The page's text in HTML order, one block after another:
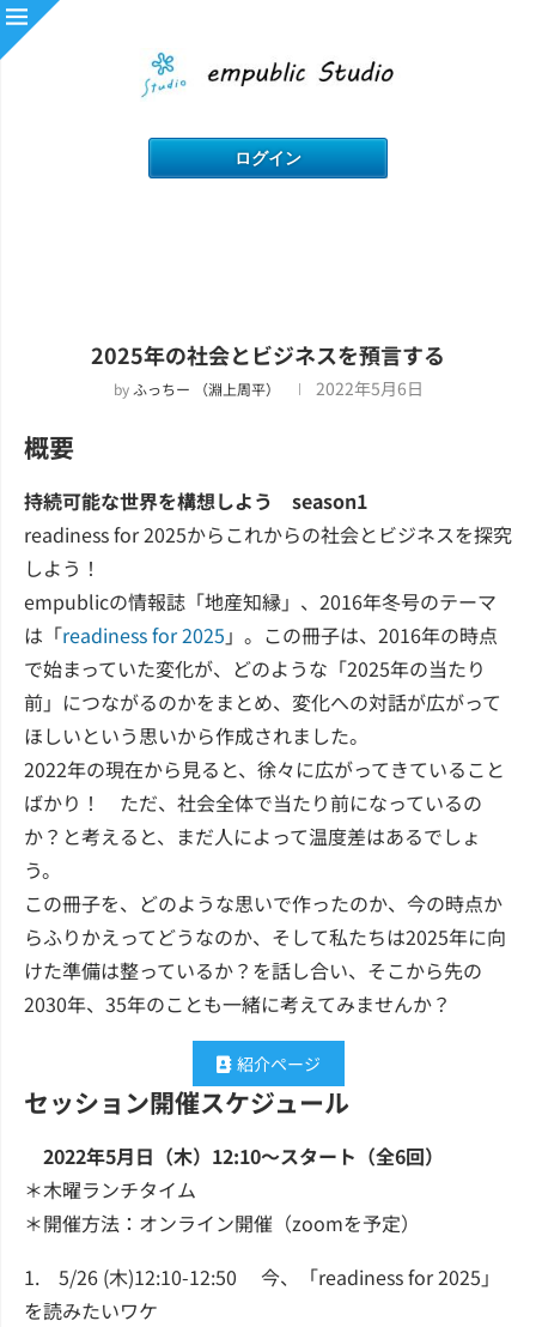
2025年の社会とビジネスを預言する
byふっちー （淵上周平） 2022年5月6日
概要
持続可能な世界を構想しよう season1
readiness for 2025からこれからの社会とビジネスを探究
しよう！
empublicの情報誌「地産知縁」、2016年冬号のテーマ
は「readiness for 2025 」。この冊子は、2016年の時点
で始まっていた変化が、どのような「2025年の当たり
前」につながるのかをまとめ、変化への対話が広がって
ほしいという思いから作成されました。
2022年の現在から見ると、徐々に広がってきていること
ばかり！ ただ、社会全体で当たり前になっているの
か？と考えると、まだ人によって温度差はあるでしょ
う。
この冊子を、どのような思いで作ったのか、今の時点か
らふりかえってどうなのか、そして私たちは2025年に向
けた準備は整っているか？を話し合い、そこから先の
2030年、35年のことも一緒に考えてみませんか？
紹介ページ
セッション開催スケジュール
2022年5月日（木）12:10～スタート（全6回）
＊木曜ランチタイム
＊開催方法：オンライン開催（zoomを予定）
1. 5/26 (木)12:10-12:50 今、「readiness for 2025」
を読みたいワケ